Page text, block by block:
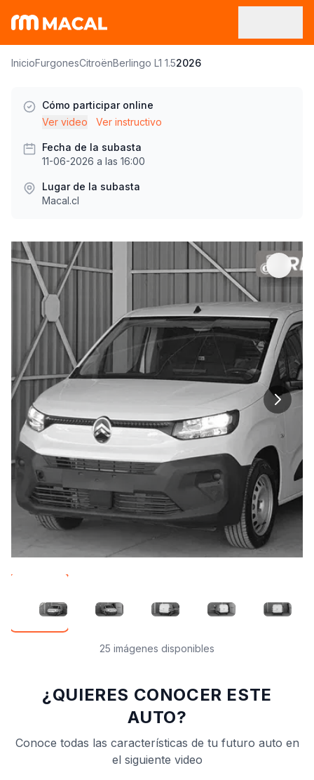
InicioFurgonesCitroënBerlingo L1 1.52026
Cómo participar online
Ver video
Ver instructivo
Fecha de la subasta
11-06-2026 a las 16:00
Lugar de la subasta
Macal.cl
Imagen 1 Imagen 2 Imagen 3 Imagen 4 Imagen 5
25 imágenes disponibles
¿QUIERES CONOCER ESTE
AUTO?
Conoce todas las características de tu futuro auto en
el siguiente video